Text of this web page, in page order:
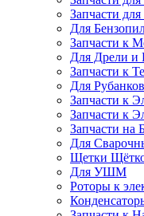
Запчасти
Для
Запчасти к
Для Дрели и
Запчасти к
Для Рубанков
Запчасти к
Запчасти к
Запчасти на
Для
Щетки
Для УШМ
Роторы к